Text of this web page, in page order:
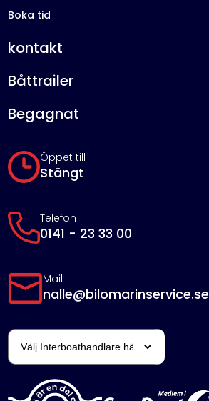
Öppet till
Stängt
Telefon
0141 - 23 33 00
Mail
nalle@bilomarinservice.se
Boka tid
kontakt
Båttrailer
Begagnat